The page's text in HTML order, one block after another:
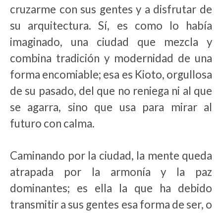
cruzarme con sus gentes y a disfrutar de
su arquitectura. Sí, es como lo había
imaginado, una ciudad que mezcla y
combina tradición y modernidad de una
forma encomiable; esa es Kioto, orgullosa
de su pasado, del que no reniega ni al que
se agarra, sino que usa para mirar al
futuro con calma.
Caminando por la ciudad, la mente queda
atrapada por la armonía y la paz
dominantes; es ella la que ha debido
transmitir a sus gentes esa forma de ser, o